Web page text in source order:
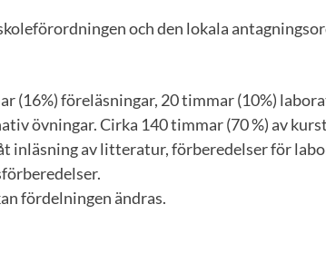
och den lokala
(16%) föreläsningar, 20 timmar (10%)
övningar. Cirka 140 timmar (70 %) av
inläsning av litteratur, förberedelser för
fördelningen ändras.